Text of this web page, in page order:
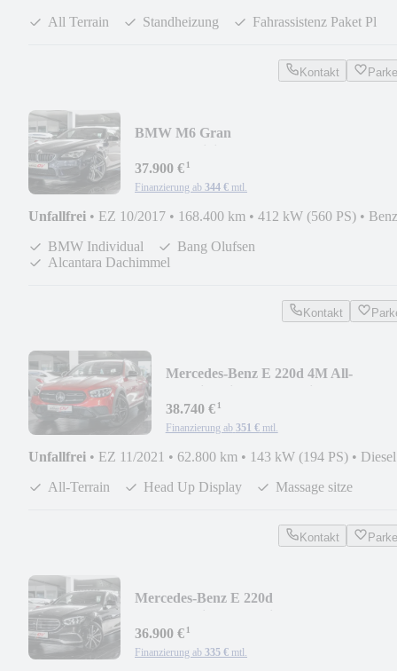
All Terrain
Standheizung Fahrassistenz Paket Pl
Kontakt
BMW M6 Gran
37.900 €¹
Finanzierung ab 344 € mtl.
Unfallfrei • EZ 10/2017 • 168.400 km • 412 kW (560 PS) •
BMW Individual
Bang Olufsen
Alcantara Dachimmel
Kontakt
Mercedes-Benz E 220d 4M All-
38.740 €¹
Finanzierung ab 351 € mtl.
Unfallfrei • EZ 11/2021 • 62.800 km • 143 kW (194 PS) • Diesel
All-Terrain
Head Up Display Massage sitze
Kontakt
Mercedes-Benz E 220d
36.900 €¹
Finanzierung ab 335 € mtl.